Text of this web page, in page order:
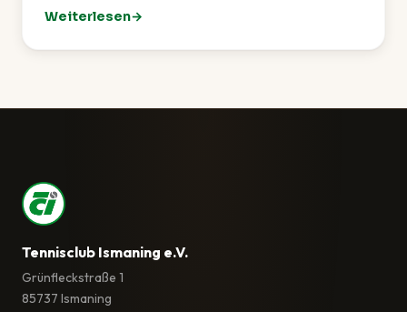
Weiterlesen
: Unsere neue Website ist live!
Tennisclub Ismaning e.V.
Grünfleckstraße 1
85737 Ismaning